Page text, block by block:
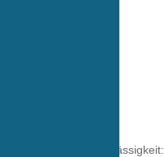
Punkten mit Zuverlässigkeit: